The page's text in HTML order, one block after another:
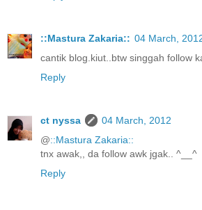
::Mastura Zakaria:: 04 March,
cantik blog.kiut..btw singgah follow
Reply
ct nyssa
04 March, 2012
@::Mastura Zakaria::
tnx awak,, da follow awk jgak.. ^__^
Reply